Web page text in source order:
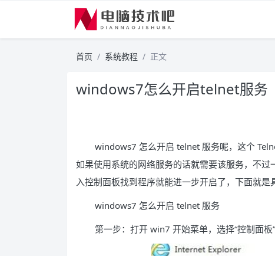
首页 系统教程 正文
windows7怎么开启telnet服务
windows7 怎么开启 telnet 服务呢，这个
如果使用系统的网络服务的话就需要该服务，不
入控制面板找到程序就能进一步开启了，下面就
windows7 怎么开启 telnet 服务
第一步：打开 win7 开始菜单，选择“控制面